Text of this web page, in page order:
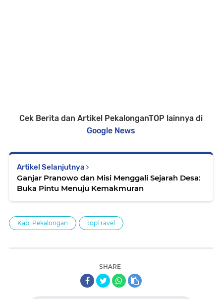
Cek Berita dan Artikel PekalonganTOP lainnya di
Google News
Artikel Selanjutnya
Ganjar Pranowo dan Misi Menggali Sejarah Desa:
Buka Pintu Menuju Kemakmuran
Kab. Pekalongan topTravel
SHARE